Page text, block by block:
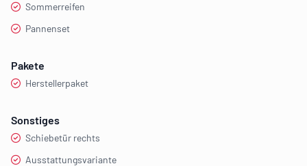
Sommerreifen
Pannenset
Pakete
Herstellerpaket
Sonstiges
Schiebetür rechts
Ausstattungsvariante